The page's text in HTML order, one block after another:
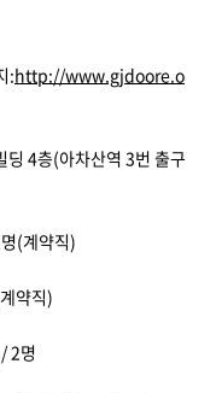
:http://www.gjdoore.o
딩 4층(아차산역 3번 출구
(계약직)
약직)
2명